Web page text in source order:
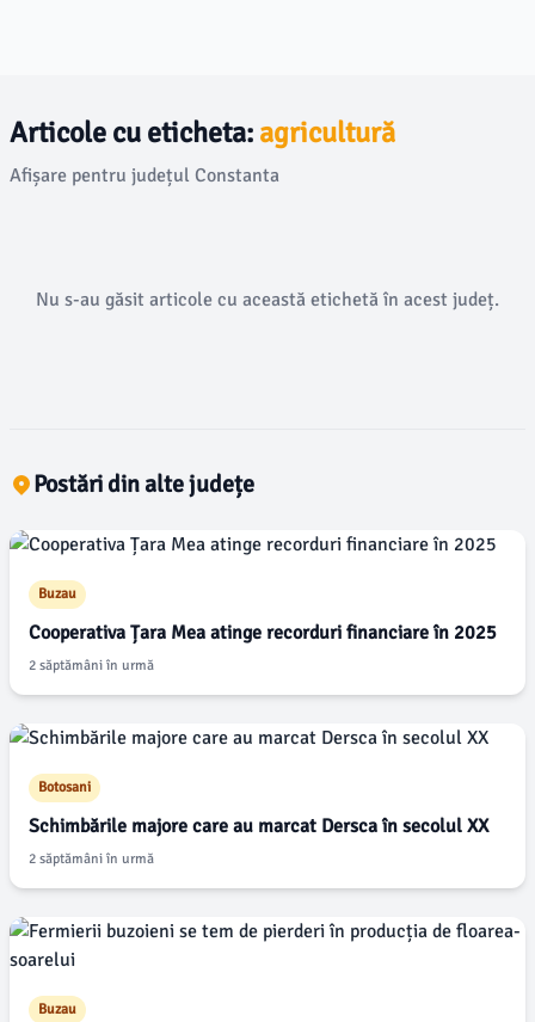
Articole cu eticheta: agricultură
Afișare pentru județul Constanta
Nu s-au găsit articole cu această etichetă în acest județ.
Postări din alte județe
Buzau
Cooperativa Țara Mea atinge recorduri financiare în 2025
2 săptămâni în urmă
Botosani
Schimbările majore care au marcat Dersca în secolul XX
2 săptămâni în urmă
Buzau